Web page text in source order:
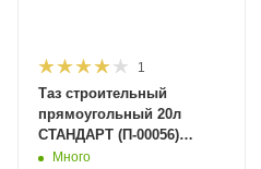
1
Таз строительный
прямоугольный 20л
СТАНДАРТ (П-00056)
(800шт)
Много